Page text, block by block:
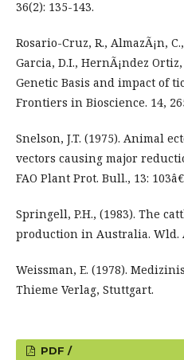
36(2): 135-143.
Rosario-Cruz, R., AlmazÃ¡n,
Garcia, D.I., HernÃ¡ndez
Genetic Basis and impact of
Frontiers in Bioscience. 14,
Snelson, J.T. (1975). Animal
vectors causing major
FAO Plant Prot. Bull., 13:
Springell, P.H., (1983). The
production in Australia. Wld.
Weissman, E. (1978).
Thieme Verlag, Stuttgart.
PDF /